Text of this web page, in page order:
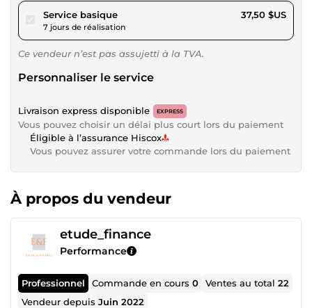
Service basiquepour 34,56 $US
7 jours de réalisation
37,50 $US
Ce vendeur n’est pas assujetti à la TVA.
Personnaliser le service
Livraison express disponible EXPRESS
Vous pouvez choisir un délai plus court lors du paiement
Éligible à l’assurance Hiscox
Vous pouvez assurer votre commande lors du paiement
À propos du vendeur
etude_finance
Performance
Professionnel Commande en cours0 Ventes au total22
Vendeur depuisJuin 2022